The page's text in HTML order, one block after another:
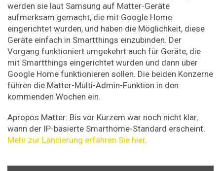
werden sie laut Samsung auf Matter-Geräte
aufmerksam gemacht, die mit Google Home
eingerichtet wurden, und haben die Möglichkeit, diese
Geräte einfach in Smartthings einzubinden. Der
Vorgang funktioniert umgekehrt auch für Geräte, die
mit Smartthings eingerichtet wurden und dann über
Google Home funktionieren sollen. Die beiden Konzerne
führen die Matter-Multi-Admin-Funktion in den
kommenden Wochen ein.
Apropos Matter: Bis vor Kurzem war noch nicht klar,
wann der IP-basierte Smarthome-Standard erscheint.
Mehr zur Lancierung erfahren Sie hier.